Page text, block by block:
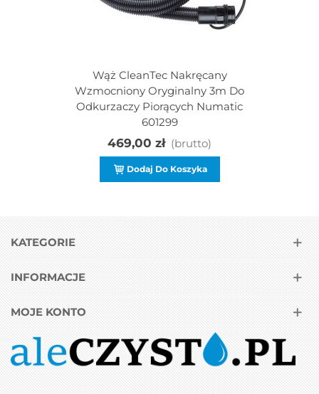
Wąż CleanTec Nakręcany
Wzmocniony Oryginalny 3m Do
Odkurzaczy Piorących Numatic
601299
469,00 zł (brutto)
Dodaj Do Koszyka
KATEGORIE
INFORMACJE
MOJE KONTO